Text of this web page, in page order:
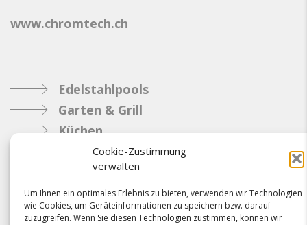
Cookie-Zustimmung
verwalten
Um Ihnen ein optimales Erlebnis zu bieten, verwenden wir Technologien
wie Cookies, um Geräteinformationen zu speichern bzw. darauf
zuzugreifen. Wenn Sie diesen Technologien zustimmen, können wir
www.chromtech.ch
Edelstahlpools
Garten & Grill
Küchen
Metallbau
Industrie
Referenzen